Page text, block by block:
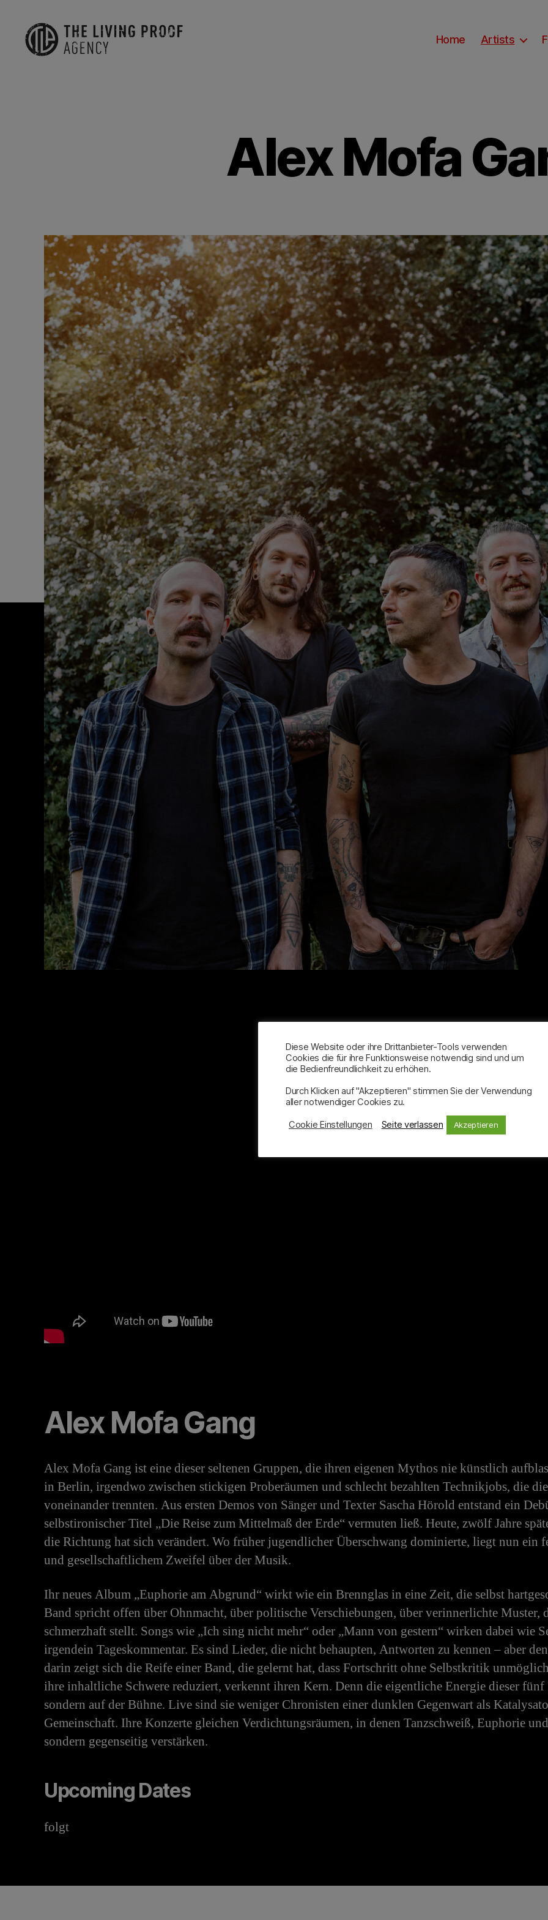
Home Artists
Alex Mofa
Alex Mofa Gang
Alex Mofa Gang ist eine dieser seltenen Gruppen, die ihren eigenen Mythos nie künstlich
in Berlin, irgendwo zwischen stickigen Proberäumen und schlecht bezahlten Technikjobs, die
voneinander trennten. Aus ersten Demos von Sänger und Texter Sascha Hörold entstand ein
selbstironischer Titel „Die Reise zum Mittelmaß der Erde“ vermuten ließ. Heute, zwölf Jahre
die Richtung hat sich verändert. Wo früher jugendlicher Überschwang dominierte, liegt nun ein
und gesellschaftlichem Zweifel über der Musik.
Ihr neues Album „Euphorie am Abgrund“ wirkt wie ein Brennglas in eine Zeit, die selbst
Band spricht offen über Ohnmacht, über politische Verschiebungen, über verinnerlichte Muster,
schmerzhaft stellt. Songs wie „Ich sing nicht mehr“ oder „Mann von gestern“ wirken dabei wie
irgendein Tageskommentar. Es sind Lieder, die nicht behaupten, Antworten zu kennen – aber
darin zeigt sich die Reife einer Band, die gelernt hat, dass Fortschritt ohne Selbstkritik
ihre inhaltliche Schwere reduziert, verkennt ihren Kern. Denn die eigentliche Energie dieser
sondern auf der Bühne. Live sind sie weniger Chronisten einer dunklen Gegenwart als
Gemeinschaft. Ihre Konzerte gleichen Verdichtungsräumen, in denen Tanzschweiß, Euphorie
sondern gegenseitig verstärken.
Upcoming Dates
folgt
Diese Website oder ihre Drittanbieter-Tools verwenden
Cookies die für ihre Funktionsweise notwendig sind und um
die Bedienfreundlichkeit zu erhöhen.
Durch Klicken auf "Akzeptieren" stimmen Sie der Verwendung
aller notwendiger Cookies zu.
Cookie Einstellungen Seite verlassen Akzeptieren